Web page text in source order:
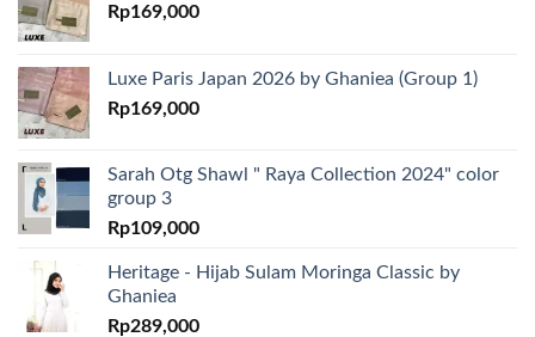
Rp169,000
Luxe Paris Japan 2026 by Ghaniea (Group 1)
Rp169,000
Sarah Otg Shawl " Raya Collection 2024" color
group 3
Rp109,000
Heritage - Hijab Sulam Moringa Classic by
Ghaniea
Rp289,000